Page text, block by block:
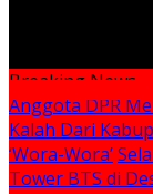
Breaking News
Anggota DPR
Kalah Dari
‘Wora-Wora’
Tower BTS di